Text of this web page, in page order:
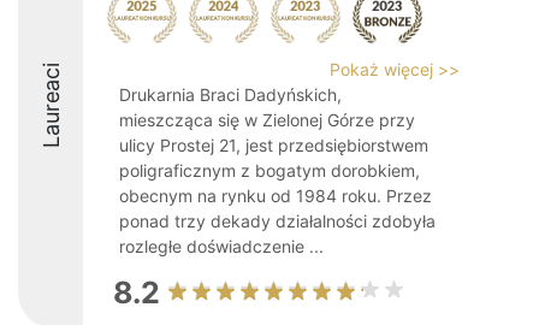
Laureaci
Pokaż więcej >>
Drukarnia Braci Dadyńskich,
mieszcząca się w Zielonej Górze przy
ulicy Prostej 21, jest przedsiębiorstwem
poligraficznym z bogatym dorobkiem,
obecnym na rynku od 1984 roku. Przez
ponad trzy dekady działalności zdobyła
rozległe doświadczenie ...
8.2